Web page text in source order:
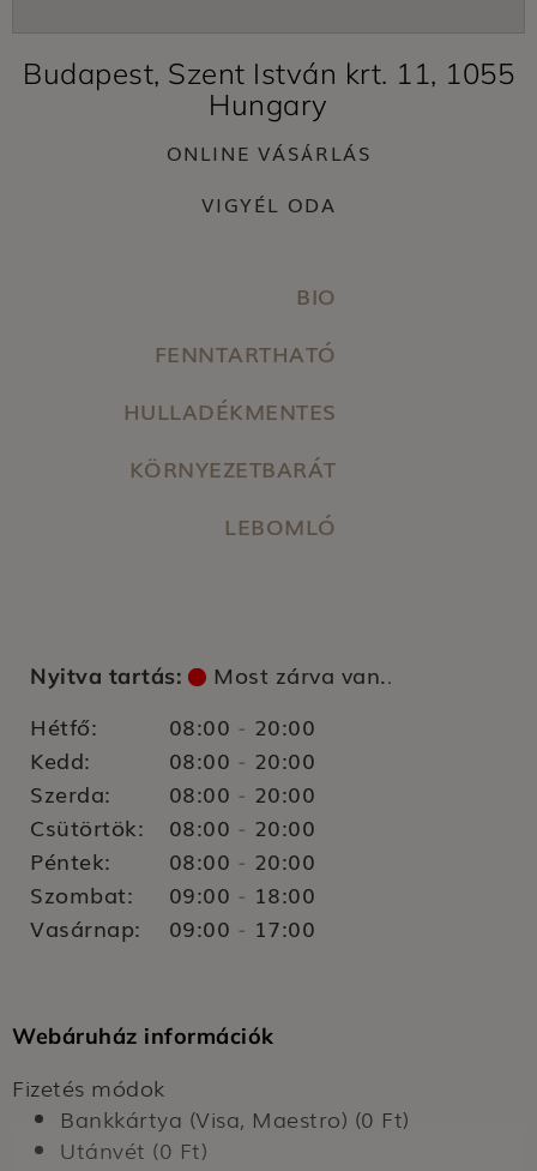
Budapest, Szent István krt. 11, 1055
Hungary
ONLINE VÁSÁRLÁS
VIGYÉL ODA
BIO
FENNTARTHATÓ
HULLADÉKMENTES
KÖRNYEZETBARÁT
LEBOMLÓ
Nyitva tartás: Most zárva van..
Hétfő: 08:00 - 20:00
Kedd:
08:00 - 20:00
Szerda:
08:00 - 20:00
Csütörtök:
08:00 - 20:00
Péntek:
08:00 - 20:00
Szombat:
09:00 - 18:00
Vasárnap:
09:00 - 17:00
Webáruház információk
Fizetés módok
Bankkártya (Visa, Maestro) (0 Ft)
Utánvét (0 Ft)